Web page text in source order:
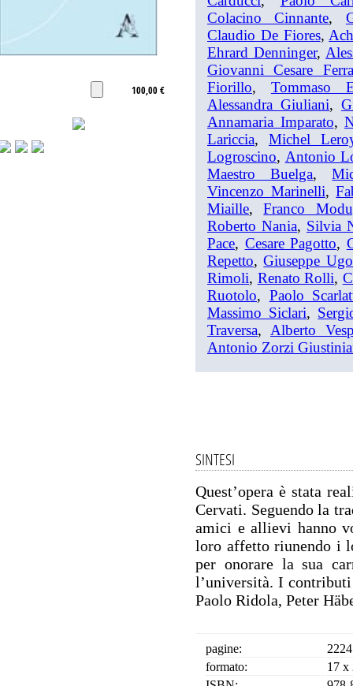
100,00 €
Colacino Cinnante,
Claudio De Fiores,
Ehrard Denninger,
Giovanni Cesare
Fiorillo, Tommaso
Alessandra Giuliani,
Annamaria Imparato,
Lariccia, Michel
Logroscino, Antonio
Maestro Buelga,
Vincenzo Marinelli,
Miaille,Franco
Roberto Nania, Silvia
Pace, Cesare Pagotto,
Repetto,Giuseppe
Rimoli, Renato Rolli,
Ruotolo, Paolo
Massimo Siclari,
Traversa, Alberto
Antonio Zorzi
SINTESI
Quest’opera è stata
Cervati. Seguendo la
amici e allievi hanno
loro affetto riunendo i
per onorare la sua
l’università. I
Paolo Ridola, Peter
pagine:
2224
formato:
17 x